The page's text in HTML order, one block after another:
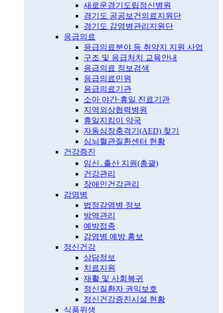
새로운경기도립정신병원
경기도 공공보건의료지원단
경기도 감염병관리지원단
응급의료
응급의료분야 등 취약지 지원 사업
구조 및 응급처치 교육안내
응급의료 정보검색
응급의료민원
응급의료기관
소아 야간·휴일 진료기관
지역외상협력병원
휴일지킴이 약국
자동심장충격기(AED) 찾기
심뇌혈관질환센터 현황
건강증진
임신․출산 지원(총괄)
건강관리
장애인건강관리
감염병
법정감염병 정보
방역관리
예방접종
감염병 예방 홍보
정신건강
상담정보
치료지원
재활 및 사회복귀
정신질환자 권익보호
정신건강증진시설 현황
식품위생